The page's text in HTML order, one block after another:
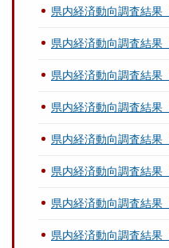
県内経済動向調査結果
県内経済動向調査結果
県内経済動向調査結果
県内経済動向調査結果
県内経済動向調査結果
県内経済動向調査結果
県内経済動向調査結果
県内経済動向調査結果